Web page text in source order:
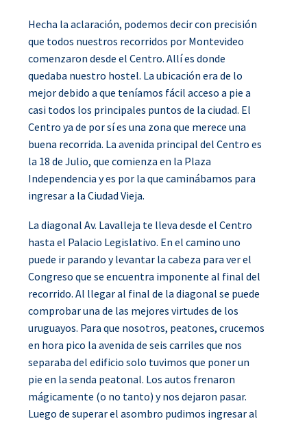
Hecha la aclaración, podemos decir con precisión
que todos nuestros recorridos por Montevideo
comenzaron desde el Centro. Allí es donde
quedaba nuestro hostel. La ubicación era de lo
mejor debido a que teníamos fácil acceso a pie a
casi todos los principales puntos de la ciudad. El
Centro ya de por sí es una zona que merece una
buena recorrida. La avenida principal del Centro es
la 18 de Julio, que comienza en la Plaza
Independencia y es por la que caminábamos para
ingresar a la Ciudad Vieja.
La diagonal Av. Lavalleja te lleva desde el Centro
hasta el Palacio Legislativo. En el camino uno
puede ir parando y levantar la cabeza para ver el
Congreso que se encuentra imponente al final del
recorrido. Al llegar al final de la diagonal se puede
comprobar una de las mejores virtudes de los
uruguayos. Para que nosotros, peatones, crucemos
en hora pico la avenida de seis carriles que nos
separaba del edificio solo tuvimos que poner un
pie en la senda peatonal. Los autos frenaron
mágicamente (o no tanto) y nos dejaron pasar.
Luego de superar el asombro pudimos ingresar al